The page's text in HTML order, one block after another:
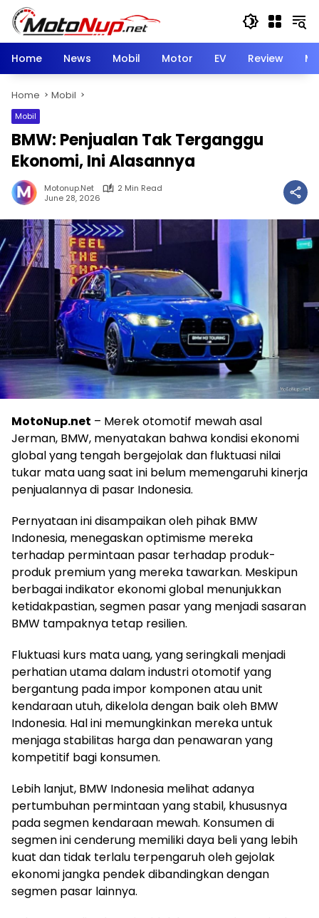
Skip
content
Home
News Mobil Motor EV Review
Home Mobil
Mobil
BMW: Penjualan Tak Terganggu
Ekonomi, Ini Alasannya
Motonup.net
2 Min Read
June 28, 2026
MotoNup.net – Merek otomotif mewah asal
Jerman, BMW, menyatakan bahwa kondisi ekonomi
global yang tengah bergejolak dan fluktuasi nilai
tukar mata uang saat ini belum memengaruhi kinerja
penjualannya di pasar Indonesia.
Pernyataan ini disampaikan oleh pihak BMW
Indonesia, menegaskan optimisme mereka
terhadap permintaan pasar terhadap produk-
produk premium yang mereka tawarkan. Meskipun
berbagai indikator ekonomi global menunjukkan
ketidakpastian, segmen pasar yang menjadi sasaran
BMW tampaknya tetap resilien.
Fluktuasi kurs mata uang, yang seringkali menjadi
perhatian utama dalam industri otomotif yang
bergantung pada impor komponen atau unit
kendaraan utuh, dikelola dengan baik oleh BMW
Indonesia. Hal ini memungkinkan mereka untuk
menjaga stabilitas harga dan penawaran yang
kompetitif bagi konsumen.
Lebih lanjut, BMW Indonesia melihat adanya
pertumbuhan permintaan yang stabil, khususnya
pada segmen kendaraan mewah. Konsumen di
segmen ini cenderung memiliki daya beli yang lebih
kuat dan tidak terlalu terpengaruh oleh gejolak
ekonomi jangka pendek dibandingkan dengan
segmen pasar lainnya.